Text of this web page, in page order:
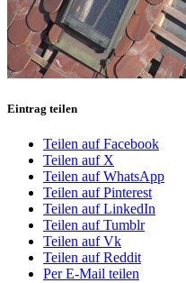
Eintrag teilen
Teilen auf Facebook
Teilen auf X
Teilen auf WhatsApp
Teilen auf Pinterest
Teilen auf LinkedIn
Teilen auf Tumblr
Teilen auf Vk
Teilen auf Reddit
Per E-Mail teilen